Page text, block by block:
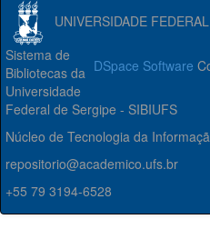
UNIVERSIDADE
DSpace Software
Sistema de
Bibliotecas da
Universidade
Federal de Sergipe - SIBIUFS
Núcleo de Tecnologia da
repositorio@academico.ufs.br
+55 79 3194-6528